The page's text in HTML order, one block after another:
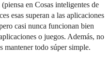
en Cosas inteligentes de
esas superan a las aplicaciones
casi nunca funcionan bien
o juegos. Además, no
mantener todo súper simple.